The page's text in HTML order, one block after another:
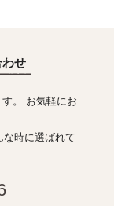
せ
。 お気軽にお
な時に選ばれて